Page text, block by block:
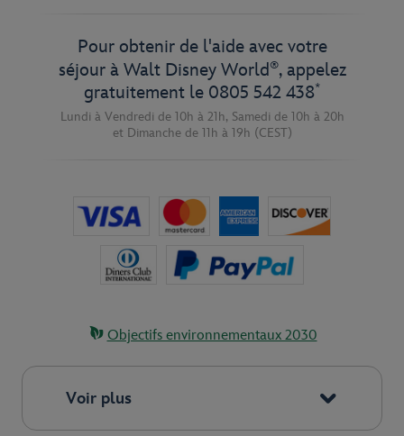
Pour obtenir de l'aide avec votre
séjour à Walt Disney World ®, appelez
gratuitement le 0805 542 438*
Lundi à Vendredi de 10h à 21h, Samedi de 10h à 20h
et Dimanche de 11h à 19h (CEST)
Objectifs environnementaux 2030
Voir plus